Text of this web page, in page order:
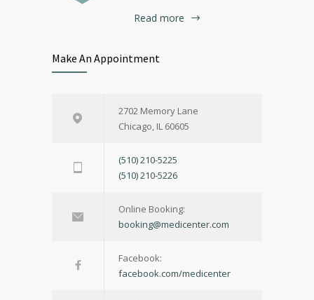
Read more
Make An Appointment
2702 Memory Lane
Chicago, IL 60605
(510) 210-5225
(510) 210-5226
Online Booking:
booking@medicenter.com
Facebook:
facebook.com/medicenter